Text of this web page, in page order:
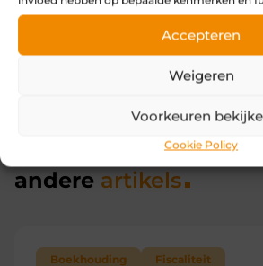
Accepteren
Weigeren
Voorkeuren
Cookie Policy
andere artikels
Boekhouding Fiscaliteit